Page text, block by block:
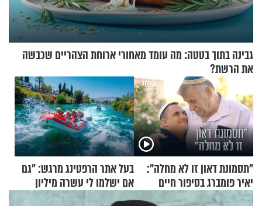
גבינה בתוך בטטה: מה עומד מאחורי ארוחת הצהריים שכבשה
את הרשת?
"תסמונת דאון זו לא מחלה":
יאיר פומברג בסיפור חיים
מעורר השראה
בעל אתר הרפטינג מרגש: "גם
אם ישלמו לי עשרה מיליון
שקלים - לא אפתח בשבת"